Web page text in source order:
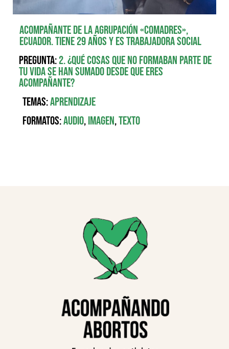
Acompañante de la agrupación «Comadres»,
Ecuador. Tiene 29 años y es trabajadora social
Pregunta:2. ¿Qué cosas que no formaban parte de
tu vida se han sumado desde que eres
acompañante?
Temas:Aprendizaje
Formatos:Audio,Imagen,Texto